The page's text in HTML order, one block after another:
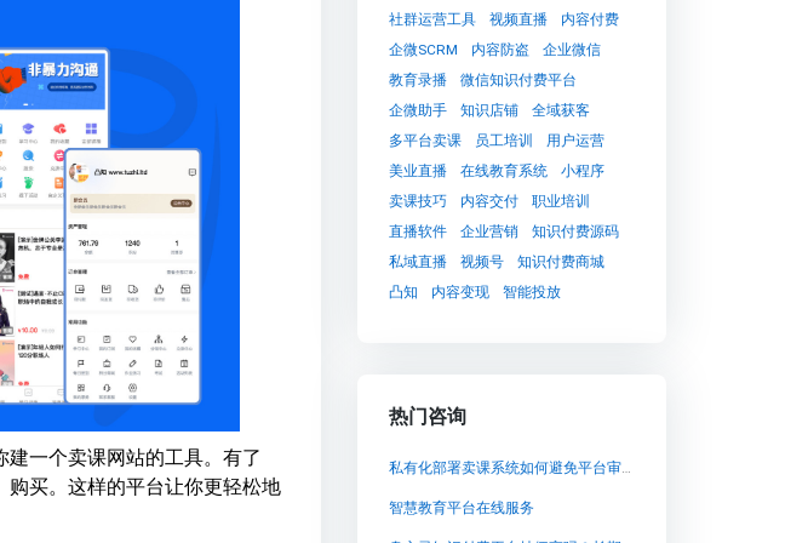
一个卖课网站的工具。有了
买。这样的平台让你更轻松地
社群运营工具 视频直播
内容付费
企微SCRM
内容防盗
企业微信
教育录播
微信知识付费平台
企微助手
知识店铺
全域获客
多平台卖课
员工培训
用户运营
美业直播
在线教育系统
小程序
卖课技巧
内容交付
职业培训
直播软件
企业营销
知识付费源码
私域直播
视频号
知识付费商城
凸知
内容变现 智能投放
热门咨询
私有化部署卖课系统如何避免平台审核风险与封禁隐患
智慧教育平台在线服务